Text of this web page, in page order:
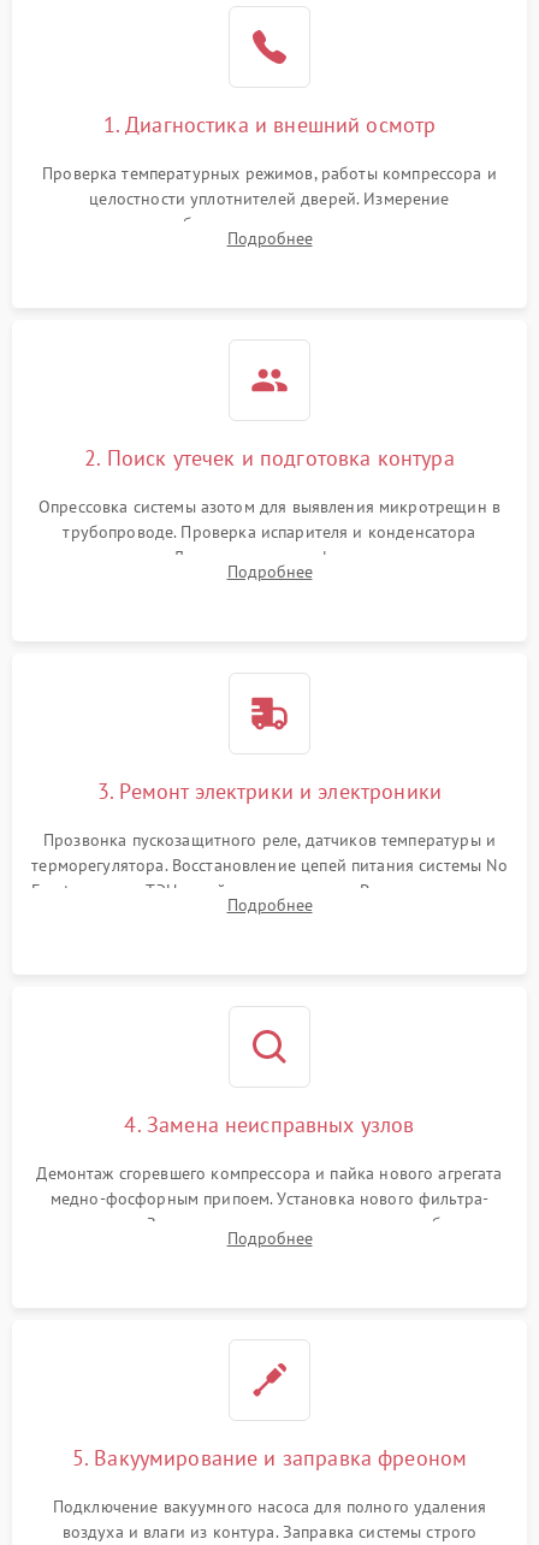
1. Диагностика и внешний осмотр
Проверка температурных режимов, работы компрессора и
целостности уплотнителей дверей. Измерение
сопротивления обмоток мотора, проверка термостата и
считывание кодов ошибок с электронного дисплея.
Подробнее
2. Поиск утечек и подготовка контура
Опрессовка системы азотом для выявления микротрещин в
трубопроводе. Проверка испарителя и конденсатора
течеискателем. Демонтаж старого фильтра-осушителя и
продувка капиллярной трубки для устранения засоров.
Подробнее
3. Ремонт электрики и электроники
Прозвонка пускозащитного реле, датчиков температуры и
терморегулятора. Восстановление цепей питания системы No
Frost, включая ТЭН оттайки и вентилятор. Ремонт или замена
платы управления при сбоях алгоритмов.
Подробнее
4. Замена неисправных узлов
Демонтаж сгоревшего компрессора и пайка нового агрегата
медно-фосфорным припоем. Установка нового фильтра-
осушителя. Замена изношенных вентиляторов обдува,
сломанных заслонок или поврежденных дверных петель.
Подробнее
5. Вакуумирование и заправка фреоном
Подключение вакуумного насоса для полного удаления
воздуха и влаги из контура. Заправка системы строго